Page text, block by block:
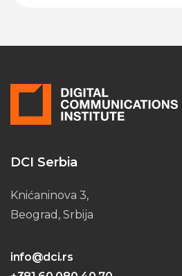
DCI Serbia
Knićaninova 3,
Beograd, Srbija
info@dci.rs